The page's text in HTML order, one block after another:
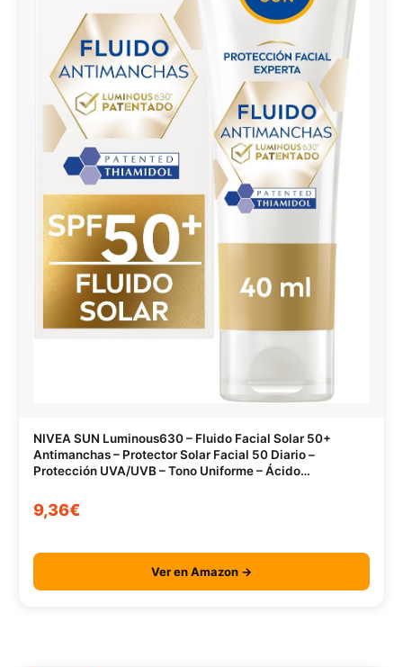
NIVEA SUN Luminous630 – Fluido Facial Solar 50+
Antimanchas – Protector Solar Facial 50 Diario –
Protección UVA/UVB – Tono Uniforme – Ácido
9,36€
Ver en Amazon →